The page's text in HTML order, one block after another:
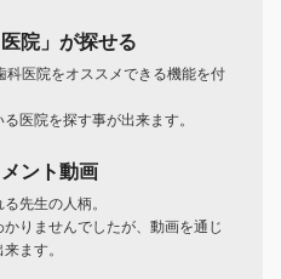
院」が探せる
医院をオススメできる機能を付
医院を探す事が出来ます。
ント動画
先生の人柄。
りませんでしたが、動画を通じ
ます。